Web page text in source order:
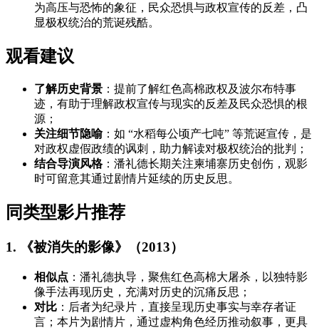
为高压与恐怖的象征，民众恐惧与政权宣传的反差，凸
显极权统治的荒诞残酷。
观看建议
了解历史背景 ：提前了解红色高棉政权及波尔布特事
迹，有助于理解政权宣传与现实的反差及民众恐惧的根
源；
关注细节隐喻：如 “水稻每公顷产七吨” 等荒诞宣传，是
对政权虚假政绩的讽刺，助力解读对极权统治的批判；
结合导演风格：潘礼德长期关注柬埔寨历史创伤，观影
时可留意其通过剧情片延续的历史反思。
同类型影片推荐
1. 《被消失的影像》（2013）
相似点 ：潘礼德执导，聚焦红色高棉大屠杀，以独特影
像手法再现历史，充满对历史的沉痛反思；
对比 ：后者为纪录片，直接呈现历史事实与幸存者证
言；本片为剧情片，通过虚构角色经历推动叙事，更具